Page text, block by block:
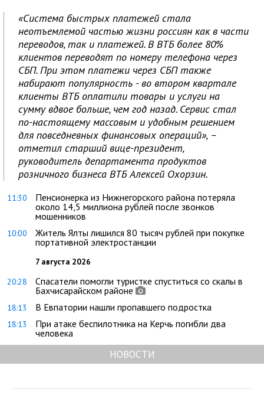
«Система быстрых платежей стала
неотъемлемой частью жизни россиян как в части
переводов, так и платежей. В ВТБ более 80%
клиентов переводят по номеру телефона через
СБП. При этом платежи через СБП также
набирают популярность - во втором квартале
клиенты ВТБ оплатили товары и услуги на
сумму вдвое больше, чем год назад. Сервис стал
по-настоящему массовым и удобным решением
для повседневных финансовых операций», –
отметил старший вице-президент,
руководитель департамента продуктов
розничного бизнеса ВТБ Алексей Охорзин.
11:30
Пенсионерка из Нижнегорского района потеряла
около 14,5 миллиона рублей после звонков
мошенников
10:00
Житель Ялты лишился 80 тысяч рублей при покупке
портативной электростанции
7 августа 2026
20:28
Спасатели помогли туристке спуститься со скалы в
Бахчисарайском районе
18:13 В Евпатории нашли пропавшего подростка
18:13
При атаке беспилотника на Керчь погибли два
человека
НОВОСТИ